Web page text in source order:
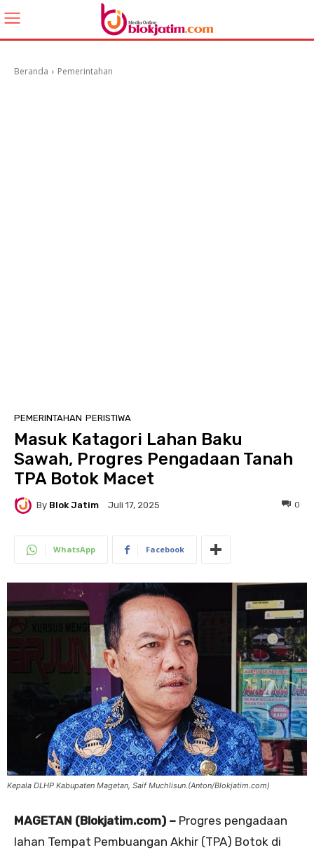
Beranda Pemerintahan
PEMERINTAHAN PERISTIWA
Masuk Katagori Lahan Baku
Sawah, Progres Pengadaan Tanah
TPA Botok Macet
By Blok Jatim Juli 17, 2025 0
WhatsApp Facebook
Kepala DLHP Kabupaten Magetan, Saif Muchlisun.(Anton/Blokjatim.com)
MAGETAN (Blokjatim.com) – Progres pengadaan
lahan Tempat Pembuangan Akhir (TPA) Botok di